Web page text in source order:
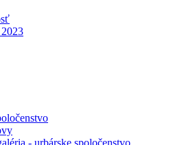
- urbárske spoločenstvo